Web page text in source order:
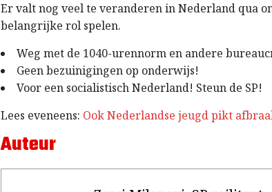
Er valt nog veel te veranderen in Nederland qua
belangrijke rol spelen.
Weg met de 1040-urennorm en andere
Geen bezuinigingen op onderwijs!
Voor een socialistisch Nederland! Steun de SP!
Lees eveneens: Ook Nederlandse jeugd pikt
Auteur